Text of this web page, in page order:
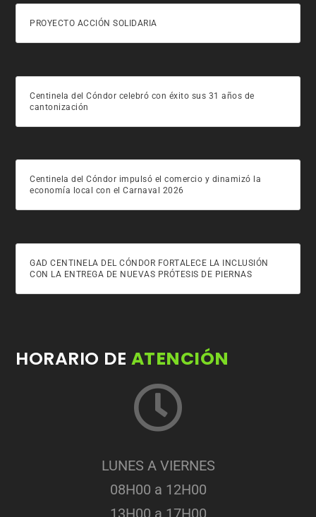
PROYECTO ACCIÓN SOLIDARIA
Centinela del Cóndor celebró con éxito sus 31 años de
cantonización
Centinela del Cóndor impulsó el comercio y dinamizó la
economía local con el Carnaval 2026
GAD CENTINELA DEL CÓNDOR FORTALECE LA INCLUSIÓN
CON LA ENTREGA DE NUEVAS PRÓTESIS DE PIERNAS
HORARIO DE ATENCIÓN
LUNES A VIERNES
08H00 a 12H00
13H00 a 17H00